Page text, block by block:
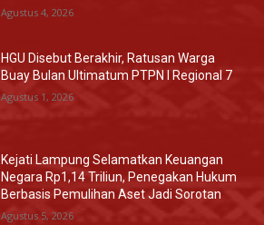
Agustus 4, 2026
HGU Disebut Berakhir, Ratusan Warga
Buay Bulan Ultimatum PTPN I Regional 7
Agustus 1, 2026
Kejati Lampung Selamatkan Keuangan
Negara Rp1,14 Triliun, Penegakan Hukum
Berbasis Pemulihan Aset Jadi Sorotan
Agustus 5, 2026